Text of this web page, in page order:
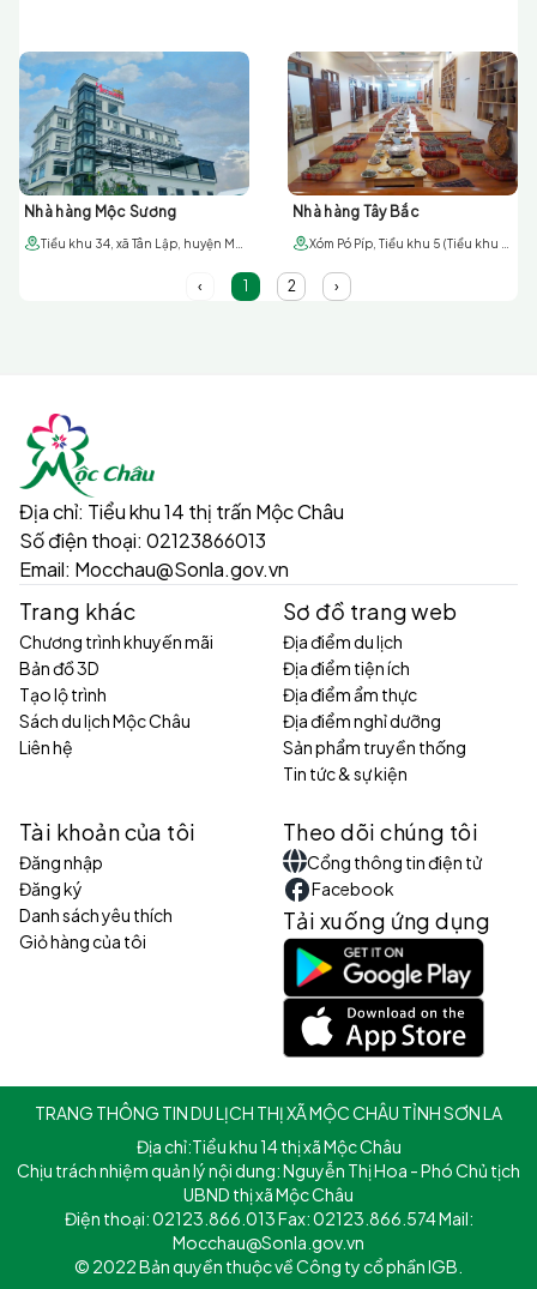
Nhà hàng Mộc Sương Nhà hàng Tây Bắc
‹ 1 2 ›
Địa chỉ: Tiểu khu 14 thị trấn Mộc Châu
Số điện thoại: 02123866013
Email: Mocchau@Sonla.gov.vn
Trang khác
Chương trình khuyến mãi
Bản đồ 3D
Tạo lộ trình
Sách du lịch Mộc Châu
Liên hệ
Sơ đồ trang web
Địa điểm du lịch
Địa điểm tiện ích
Địa điểm ẩm thực
Địa điểm nghỉ dưỡng
Sản phẩm truyền thống
Tin tức & sự kiện
Tài khoản của tôi
Đăng nhập
Đăng ký
Danh sách yêu thích
Giỏ hàng của tôi
Theo dõi chúng tôi
Cổng thông tin điện tử
Facebook
Tải xuống ứng dụng
TRANG THÔNG TIN DU LỊCH THỊ XÃ MỘC CHÂU TỈNH SƠN LA
Địa chỉ:Tiểu khu 14 thị xã Mộc Châu
Chịu trách nhiệm quản lý nội dung: Nguyễn Thị Hoa - Phó Chủ tịch
UBND thị xã Mộc Châu
Điện thoại: 02123.866.013 Fax: 02123.866.574 Mail:
Mocchau@Sonla.gov.vn
© 2022 Bản quyền thuộc về Công ty cổ phần IGB.